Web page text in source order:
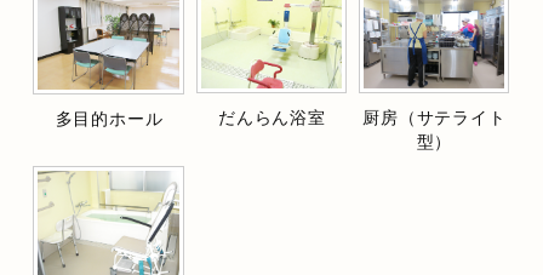
多目的ホール だんらん浴室
厨房（サテライト
型）